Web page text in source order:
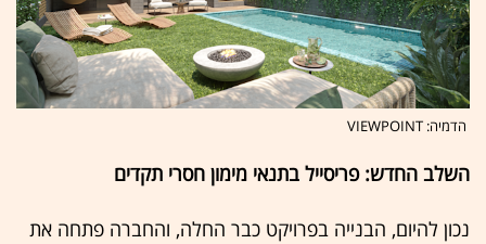
הדמיה: VIEWPOINT
השלב החדש: פריסייל בתנאי מימון חסרי תקדים
נכון להיום, הבנייה בפרויקט כבר החלה, והחברה פתחה את